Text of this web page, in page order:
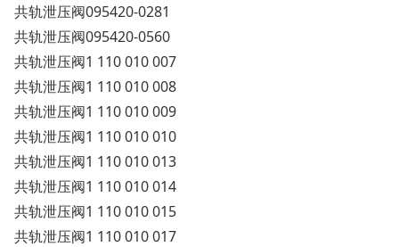
共轨泄压阀095420-0281
共轨泄压阀095420-0560
共轨泄压阀1 110 010 007
共轨泄压阀1 110 010 008
共轨泄压阀1 110 010 009
共轨泄压阀1 110 010 010
共轨泄压阀1 110 010 013
共轨泄压阀1 110 010 014
共轨泄压阀1 110 010 015
共轨泄压阀1 110 010 017